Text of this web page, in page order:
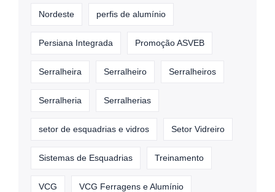
Nordeste perfis de alumínio
Persiana Integrada Promoção ASVEB
Serralheira Serralheiro Serralheiros
Serralheria Serralherias
setor de esquadrias e vidros Setor Vidreiro
Sistemas de Esquadrias Treinamento
VCG VCG Ferragens e Alumínio